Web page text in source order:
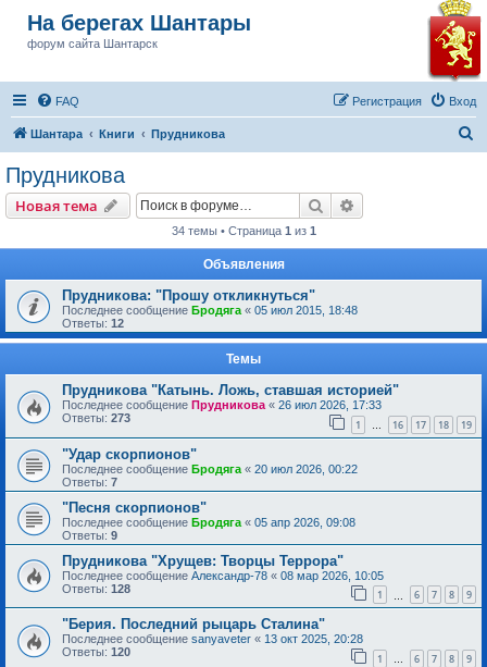
На берегах Шантары
форум сайта Шантарск
FAQ Вход
Регистрация
Шантара Книги Прудникова
Прудникова
Новая тема Поиск
34 темы • Страница 1 из 1
Объявления
Прудникова: "Прошу откликнуться"
Последнее сообщение Бродяга « 05 июл 2015, 18:48
Ответы: 12
Темы
Прудникова "Катынь. Ложь, ставшая историей"
Последнее сообщение Прудникова « 26 июл 2026, 17:33
Ответы: 273 1 … 16 17 18 19
"Удар скорпионов"
Последнее сообщение Бродяга « 20 июл 2026, 00:22
Ответы: 7
"Песня скорпионов"
Последнее сообщение Бродяга « 05 апр 2026, 09:08
Ответы: 9
Прудникова "Хрущев: Творцы Террора"
Последнее сообщение Александр-78 « 08 мар 2026, 10:05
Ответы: 128 1 6 7 8 9
"Берия. Последний рыцарь Сталина"
Последнее сообщение sanyaveter « 13 окт 2025, 20:28
Ответы: 120 1 … 6 7 8 9